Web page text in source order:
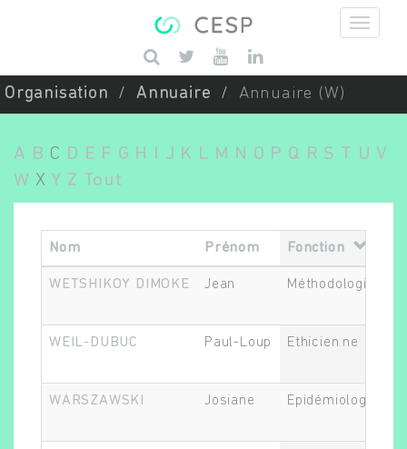
Saisissez vos mots-clés
Organisation Annuaire Annuaire (W)
A B C D E F G H J K L M N O P Q R S T U V
W X Y Z Tout
Nom Prénom Fonction
WETSHIKOY DIMOKE Jean Méthodologiste
WEIL-DUBUC Paul-Loup Ethicien.ne
WARSZAWSKI Josiane Epidémiologiste